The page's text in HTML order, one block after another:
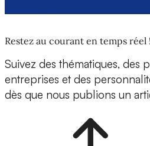
Restez au courant en temps réel !
Suivez des thématiques, des
entreprises et des
dès que nous publions un